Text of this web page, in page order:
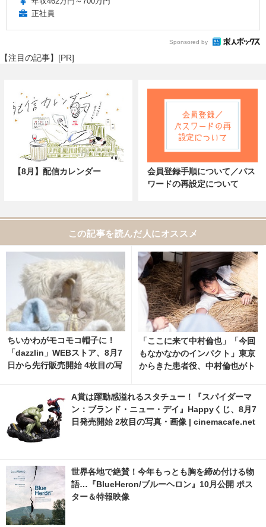
正社員
Sponsored by
【注目の記事】[PR]
【8月】配信カレンダー
会員登録手順について／パス
ワードの再設定について
この記事を読んだ人にオススメ
ちいかわがモコモコ帽子に！
「dazzlin」WEBストア、8月7
日から先行販売開始 4枚目の写
「ここに来て中村倫也」「今回
もなかなかのインパクト」東京
からきた患者役、中村倫也がト
A賞は躍動感溢れるスタチュー！『スパイダーマ
ン：ブランド・ニュー・デイ』Happyくじ、8月7
日発売開始 2枚目の写真・画像 | cinemacafe.net
世界各地で絶賛！今年もっとも胸を締め付ける物
語…『BlueHeron/ブルーヘロン』10月公開 ポス
ター＆特報映像